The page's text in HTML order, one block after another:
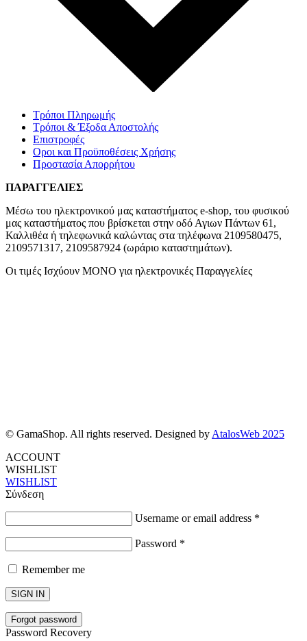
Τρόποι Πληρωμής
Τρόποι & Έξοδα Αποστολής
Επιστροφές
Οροι και Προϋποθέσεις Χρήσης
Προστασία Απορρήτου
ΠΑΡΑΓΓΕΛΙΕΣ
Μέσω του ηλεκτρονικού μας καταστήματος e-shop, του φυσικού
μας καταστήματος που βρίσκεται στην οδό Αγιων Πάντων 61,
Καλλιθέα ή τηλεφωνικά καλώντας στα τηλέφωνα 2109580475,
2109571317, 2109587924 (ωράριο καταστημάτων).
Οι τιμές Ισχύουν ΜΟΝΟ για ηλεκτρονικές Παραγγελίες
© GamaShop. All rights reserved. Designed by AtalosWeb 2025
ACCOUNT
WISHLIST
WISHLIST
Σύνδεση
Username or email address *
Password *
Remember me
SIGN IN
Forgot password
Password Recovery